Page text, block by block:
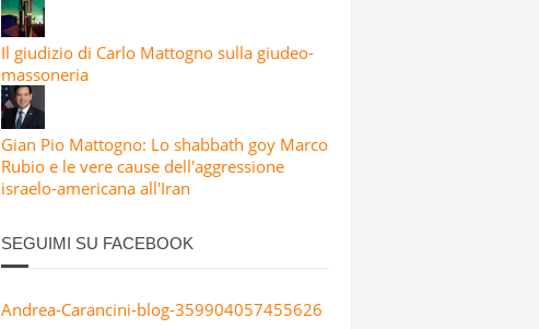
Il giudizio di Carlo Mattogno sulla giudeo-
massoneria
Gian Pio Mattogno: Lo shabbath goy Marco
Rubio e le vere cause dell'aggressione
israelo-americana all'Iran
SEGUIMI SU FACEBOOK
Andrea-Carancini-blog-359904057455626